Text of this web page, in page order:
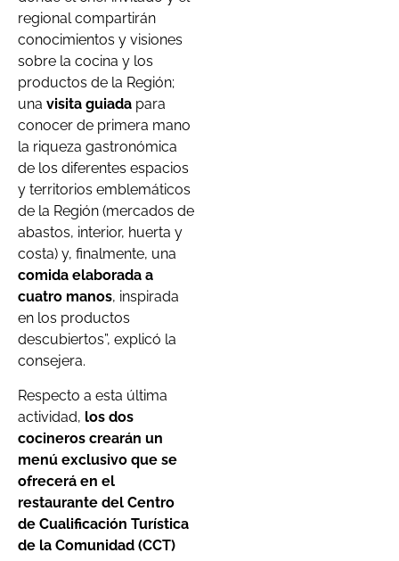
regional compartirán
conocimientos y visiones
sobre la cocina y los
productos de la Región;
una visita guiada para
conocer de primera mano
la riqueza gastronómica
de los diferentes espacios
y territorios emblemáticos
de la Región (mercados de
abastos, interior, huerta y
costa) y, finalmente, una
comida elaborada a
cuatro manos, inspirada
en los productos
descubiertos”, explicó la
consejera.
Respecto a esta última
actividad, los dos
cocineros crearán un
menú exclusivo que se
ofrecerá en el
restaurante del Centro
de Cualificación Turística
de la Comunidad (CCT)